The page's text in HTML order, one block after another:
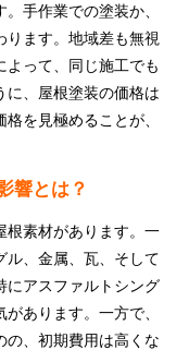
手作業での塗装か、
ります。地域差も無視
よって、同じ施工でも
に、屋根塗装の価格は
を見極めることが、
響とは？
根素材があります。一
ル、金属、瓦、そして
にアスファルトシング
あります。一方で、
の、初期費用は高くな